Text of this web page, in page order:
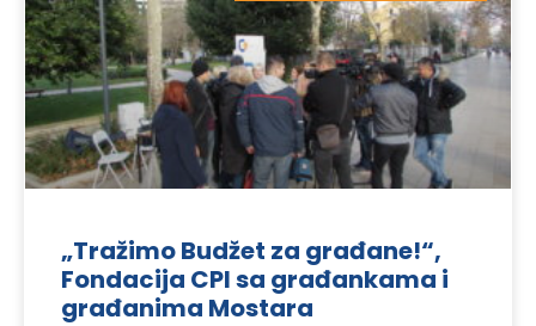
„Tražimo Budžet za građane!“,
Fondacija CPI sa građankama i
građanima Mostara